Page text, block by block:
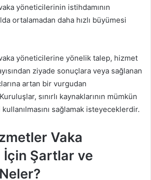
yöneticilerinin istihdamının
ortalamadan daha hızlı büyümesi
yöneticilerine yönelik talep, hizmet
ziyade sonuçlara veya sağlanan
artan bir vurgudan
sınırlı kaynaklarının mümkün
sağlamak isteyeceklerdir.
Vaka
Şartlar ve